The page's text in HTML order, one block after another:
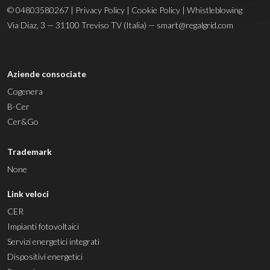
© 04803580267 | Privacy Policy | Cookie Policy | Whistleblowing
Via Diaz, 3 — 31100 Treviso TV (Italia) — smart@regalgrid.com
Aziende consociate
Cogenera
B-Cer
Cer&Go
Trademark
None
Link veloci
CER
Impianti fotovoltaici
Servizi energetici integrati
Dispositivi energetici